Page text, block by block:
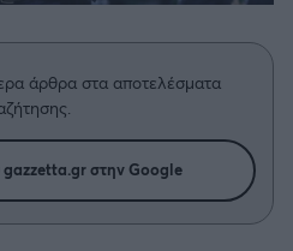
άρθρα στα αποτελέσματα
στην Google